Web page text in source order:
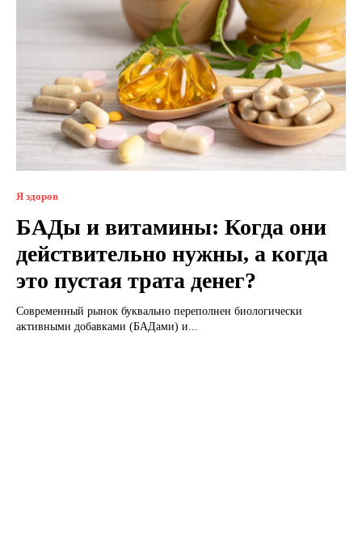
Я здоров
БАДы и витамины: Когда они
действительно нужны, а когда
это пустая трата денег?
Современный рынок буквально переполнен биологически
активными добавками (БАДами) и...